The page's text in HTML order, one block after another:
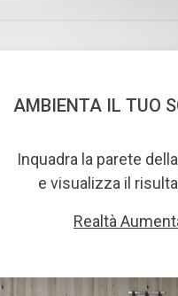
AMBIENTA IL TUO
Inquadra la parete
e visualizza il
Realtà